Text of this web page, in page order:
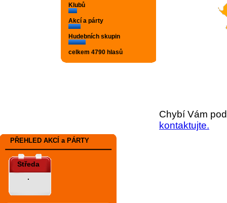
Klubů
Akcí a párty
Hudebních skupin
celkem 4790 hlasů
Chybí Vám
kontaktujte.
PŘEHLED AKCÍ a PÁRTY
Středa
.